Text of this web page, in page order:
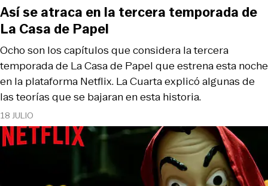
18 JULIO
Ocho son los capítulos que considera la tercera
temporada de La Casa de Papel que estrena esta noche
en la plataforma Netflix. La Cuarta explicó algunas de
las teorías que se bajaran en esta historia.
Así se atraca en la tercera temporada de
La Casa de Papel